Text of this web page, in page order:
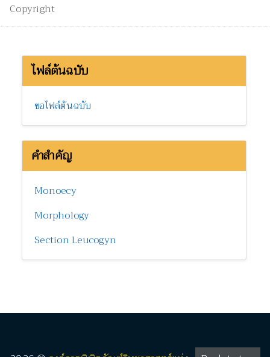
Copyright
ไฟล์ต้นฉบับ
ขอไฟล์ต้นฉบับ
คำสำคัญ
Monoecy
Morphology
Section Leucogyn